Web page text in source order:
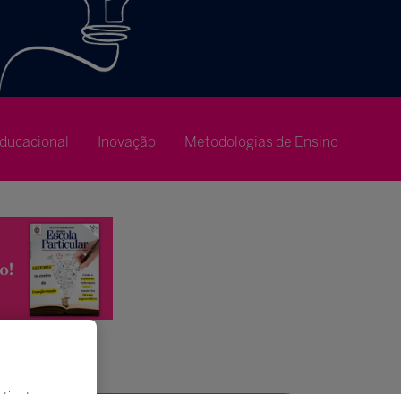
Inovação Metodologias de Ensino